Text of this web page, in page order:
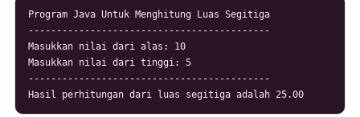
Program Java Untuk Menghitung Luas Segitiga
-------------------------------------------
Masukkan nilai dari alas: 10
Masukkan nilai dari tinggi: 5
-------------------------------------------
Hasil perhitungan dari luas segitiga adalah 25.00